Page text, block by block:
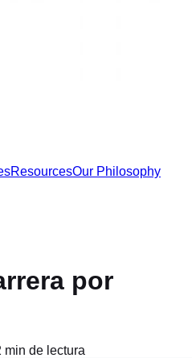
ResourcesOur Philosophy
por
min de lectura